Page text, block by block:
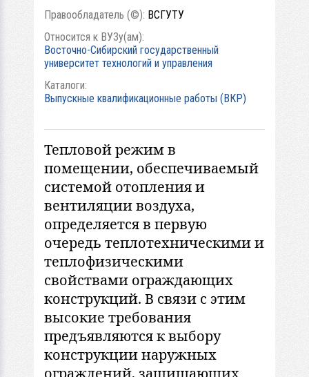
Правообладатель (©): ВСГУТУ
Относится к ВУЗу(ам):
Восточно-Сибирский государственный
университет технологий и управления
Каталоги:
Выпускные квалификационные работы (ВКР)
Тепловой режим в
помещении, обеспечиваемый
системой отопления и
вентиляции воздуха,
определяется в первую
очередь теплотехническими и
теплофизическими
свойствами ограждающих
конструкций. В связи с этим
высокие требования
предъявляются к выбору
конструкции наружных
ограждений, защищающих